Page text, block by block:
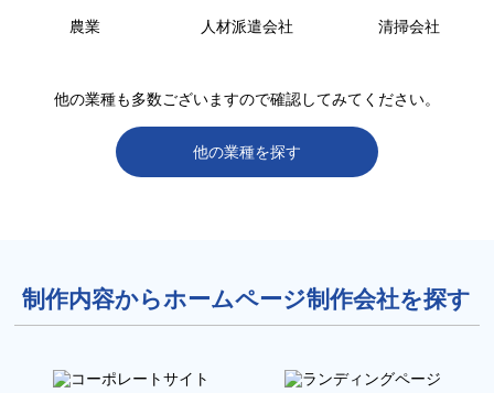
農業 人材派遣会社 清掃会社
他の業種も多数ございますので確認してみてください。
他の業種を探す
制作内容からホームページ制作会社を探す